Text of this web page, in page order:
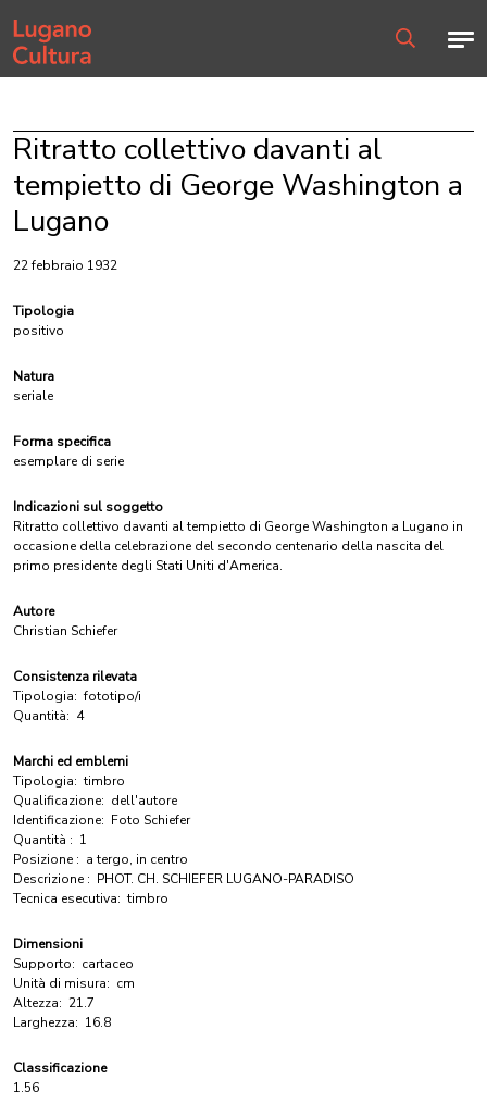
Home page
Ritratto collettivo davanti al
tempietto di George Washington a
Lugano
22 febbraio 1932
Tipologia
positivo
Natura
seriale
Forma specifica
esemplare di serie
Indicazioni sul soggetto
Ritratto collettivo davanti al tempietto di George Washington a Lugano in
occasione della celebrazione del secondo centenario della nascita del
primo presidente degli Stati Uniti d'America.
Autore
Christian Schiefer
Consistenza rilevata
Tipologia: fototipo/i
Quantità: 4
Marchi ed emblemi
Tipologia: timbro
Qualificazione: dell'autore
Identificazione: Foto Schiefer
Quantità : 1
Posizione : a tergo, in centro
Descrizione : PHOT. CH. SCHIEFER LUGANO-PARADISO
Tecnica esecutiva: timbro
Dimensioni
Supporto: cartaceo
Unità di misura: cm
Altezza: 21.7
Larghezza: 16.8
Classificazione
1.56